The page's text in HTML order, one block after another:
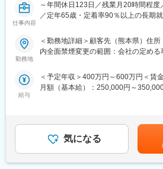
度です。
転職をする必要なく、社内での新しい
■働く環境：
◎定年：65歳（その後も契約社員と
◎福利厚生：家賃補助制度、資格取得
・24時間365日好きな時間に技術系動
・Zoomにて技術研修を月数回開催。
広いトピックスを用意しています。
・スキルUPが給与UPに：アカデミー
仕事内容
～年間休日123日／残業月20時間程
／定年65歳・定着率90％以上の長期
■業務概要：
半導体検査装置などの組込みソフトウ
■業務詳細：
ご入社後に担当いただく想定配属先
・C#による組込み制御ソフトの設計
・半導体検査装置や光源装置等の制御
・ソフトウェア設計書の作成、コー
・ハードウェアエンジニアや機械設
勤務地
＜勤務地詳細＞顧客先（熊本県）住
内全面禁煙変更の範囲：会社の定め
給与
＜予定年収＞400万円～600万円＜賃
月額（基本給）：250,000円～
給：年1回（4月）賃金はあくまでも
じて上下する可能性があります。月
記です。
気になる